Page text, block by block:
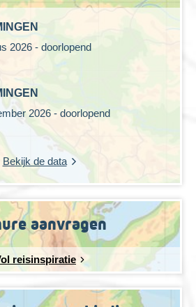
2026 - doorlopend
2026 - doorlopend
Bekijk de data
aanvragen
reisinspiratie